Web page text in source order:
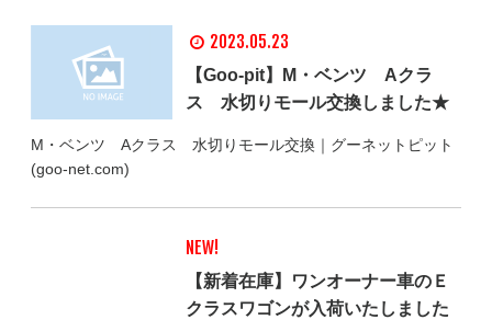
2023.05.23
【Goo-pit】M・ベンツ Aクラ
ス 水切りモール交換しました★
M・ベンツ Aクラス 水切りモール交換｜グーネットピット
(goo-net.com)
NEW!
【新着在庫】ワンオーナー車のＥ
クラスワゴンが入荷いたしました